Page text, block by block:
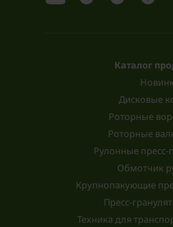
Каталог
Дисковые
Роторные
Роторные
Рулонные
Обмотчик
Крупнопакующие
Пресс-
Техника для